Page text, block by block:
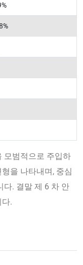
모범적으로 주입하
을 나타내며, 중심
다. 결말 제 6 차 안
.